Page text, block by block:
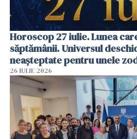
Horoscop 27 iulie. Lunea
săptămânii. Universul
neașteptate pentru unele
26 IULIE 2026